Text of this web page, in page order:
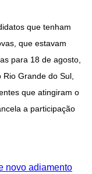
que tenham
que estavam
para 18 de agosto,
Grande do Sul,
que atingiram o
a participação
novo adiamento